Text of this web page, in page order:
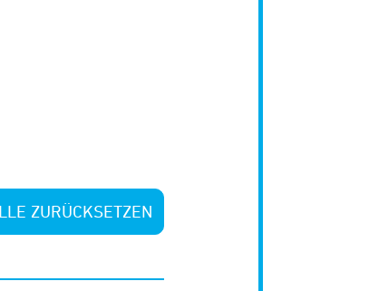
ZURÜCKSETZEN